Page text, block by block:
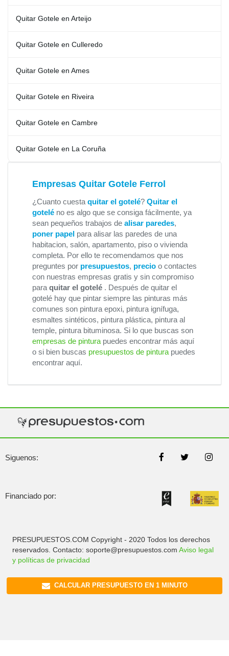
Quitar Gotele en Arteijo
Quitar Gotele en Culleredo
Quitar Gotele en Ames
Quitar Gotele en Riveira
Quitar Gotele en Cambre
Quitar Gotele en La Coruña
Empresas Quitar Gotele Ferrol
¿Cuanto cuesta quitar el gotelé? Quitar el
gotelé no es algo que se consiga fácilmente, ya
sean pequeños trabajos de alisar paredes,
poner papel para alisar las paredes de una
habitacion, salón, apartamento, piso o vivienda
completa. Por ello te recomendamos que nos
preguntes por presupuestos, precio o contactes
con nuestras empresas gratis y sin compromiso
para quitar el gotelé . Después de quitar el
gotelé hay que pintar siempre las pinturas más
comunes son pintura epoxi, pintura ignífuga,
esmaltes sintéticos, pintura plástica, pintura al
temple, pintura bituminosa. Si lo que buscas son
empresas de pintura puedes encontrar más aquí
o si bien buscas presupuestos de pintura puedes
encontrar aquí.
Siguenos:
Financiado por:
PRESUPUESTOS.COM Copyright - 2020 Todos los derechos
reservados. Contacto: soporte@presupuestos.com Aviso legal
y políticas de privacidad
CALCULAR PRESUPUESTO EN 1 MINUTO